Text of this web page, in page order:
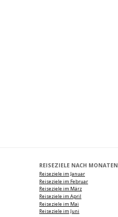
REISEZIELE NACH MONATEN
Reiseziele im Januar
Reiseziele im Februar
Reiseziele im März
Reiseziele im April
Reiseziele im Mai
Reiseziele im Juni